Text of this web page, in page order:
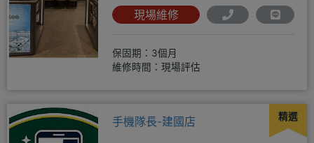
現場維修
保固期：3個月
維修時間：現場評估
精選
手機隊長-建國店